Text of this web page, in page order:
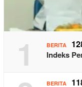
1 BERITA
Indeks
BERITA